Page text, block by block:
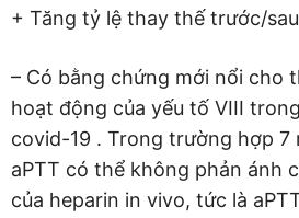
+ Tăng tỷ lệ thay thế trước/
– Có bằng chứng mới nổi cho
hoạt động của yếu tố VIII
covid-19 . Trong trường hợp 7
aPTT có thể không phản ánh
của heparin in vivo, tức là